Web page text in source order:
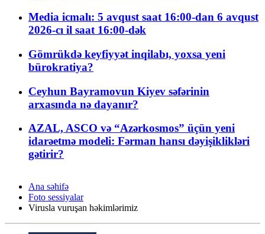
Media icmalı: 5 avqust saat 16:00-dan 6 avqust
2026-cı il saat 16:00-dək
Gömrükdə keyfiyyət inqilabı, yoxsa yeni
bürokratiya?
Ceyhun Bayramovun Kiyev səfərinin
arxasında nə dayanır?
AZAL, ASCO və “Azərkosmos” üçün yeni
idarəetmə modeli: Fərman hansı dəyişiklikləri
gətirir?
Ana səhifə
Foto sessiyalar
Virusla vuruşan həkimlərimiz